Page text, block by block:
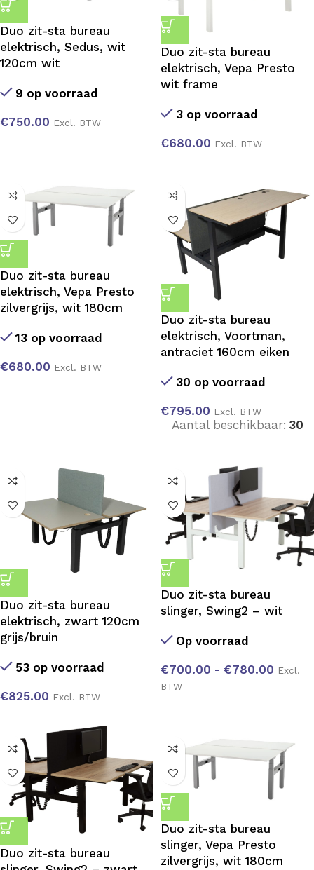
Duo zit-sta bureau
elektrisch, Sedus, wit
120cm wit
9 op voorraad
€750.00 Excl. BTW
Duo zit-sta bureau
elektrisch, Vepa Presto
wit frame
3 op voorraad
€680.00 Excl. BTW
Duo zit-sta bureau
elektrisch, Vepa Presto
zilvergrijs, wit 180cm
13 op voorraad
€680.00 Excl. BTW
Duo zit-sta bureau
elektrisch, Voortman,
antraciet 160cm eiken
30 op voorraad
€795.00 Excl. BTW
Aantal beschikbaar: 30
Duo zit-sta bureau
elektrisch, zwart 120cm
grijs/bruin
53 op voorraad
€825.00 Excl. BTW
Duo zit-sta bureau
slinger, Swing2 – wit
Op voorraad
€700.00 - €780.00 Excl.
BTW
Duo zit-sta bureau
Duo zit-sta bureau
slinger, Vepa Presto
zilvergrijs, wit 180cm